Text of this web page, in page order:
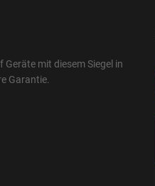
Geräte mit diesem Siegel in
Garantie.